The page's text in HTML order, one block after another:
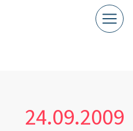
24.09.2009